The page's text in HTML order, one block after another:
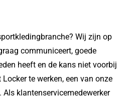
Wij zijn op
communiceert, goede
heeft en de kans niet voorbij
te werken, een van onze
klantenservicemedewerker